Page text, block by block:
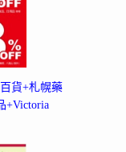
貨+札幌藥
+Victoria